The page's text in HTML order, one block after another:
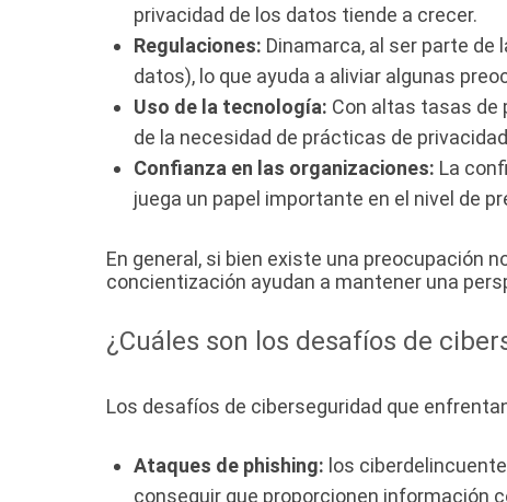
privacidad de los datos tiende a crecer.
Regulaciones: Dinamarca, al ser parte de
datos), lo que ayuda a aliviar algunas
Uso de la tecnología: Con altas tasas de
de la necesidad de prácticas de
Confianza en las organizaciones: La
juega un papel importante en el nivel de
En general, si bien existe una preocupación
concientización ayudan a mantener una
¿Cuáles son los desafíos de
Los desafíos de ciberseguridad que
Ataques de phishing: los
conseguir que proporcionen información